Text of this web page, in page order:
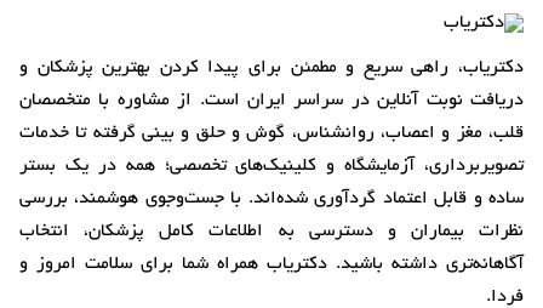
دکتریاب، راهی سریع و مطمئن برای پیدا کردن بهترین پزشکان و
دریافت نوبت آنلاین در سراسر ایران است. از مشاوره با متخصصان
قلب، مغز و اعصاب، روانشناس، گوش و حلق و بینی گرفته تا خدمات
تصویربرداری، آزمایشگاه و کلینیک‌های تخصصی؛ همه در یک بستر
ساده و قابل اعتماد گردآوری شده‌اند. با جست‌وجوی هوشمند، بررسی
نظرات بیماران و دسترسی به اطلاعات کامل پزشکان، انتخاب
آگاهانه‌تری داشته باشید. دکتریاب همراه شما برای سلامت امروز و
فردا.